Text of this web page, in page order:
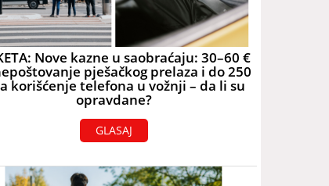
Nove kazne u saobraćaju: 30–60 €
pješačkog prelaza i do 250
korišćenje telefona u vožnji – da li su
opravdane?
GLASAJ